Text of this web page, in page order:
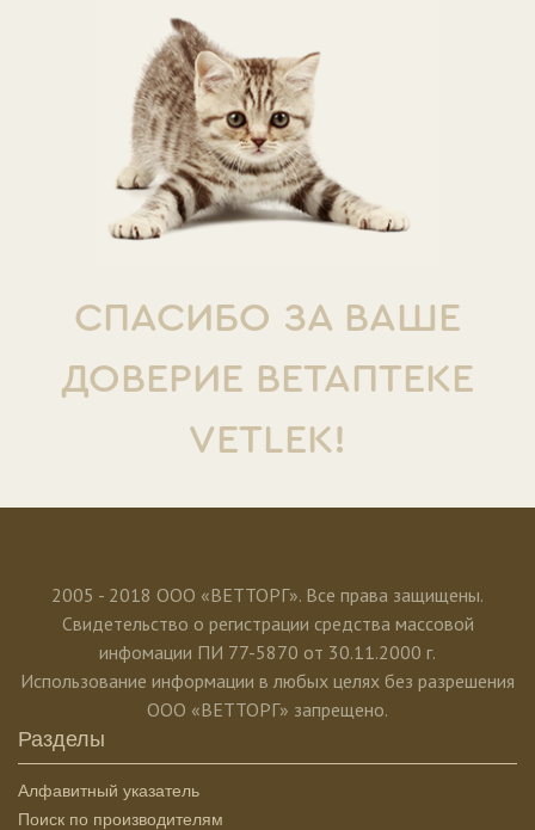
СПАСИБО ЗА ВАШЕ
ДОВЕРИЕ ВЕТАПТЕКЕ
VETLEK!
2005 - 2018 ООО «ВЕТТОРГ». Все права защищены.
Свидетельство о регистрации средства массовой
инфомации ПИ 77-5870 от 30.11.2000 г.
Использование информации в любых целях без разрешения
ООО «ВЕТТОРГ» запрещено.
Разделы
Алфавитный указатель
Поиск по производителям